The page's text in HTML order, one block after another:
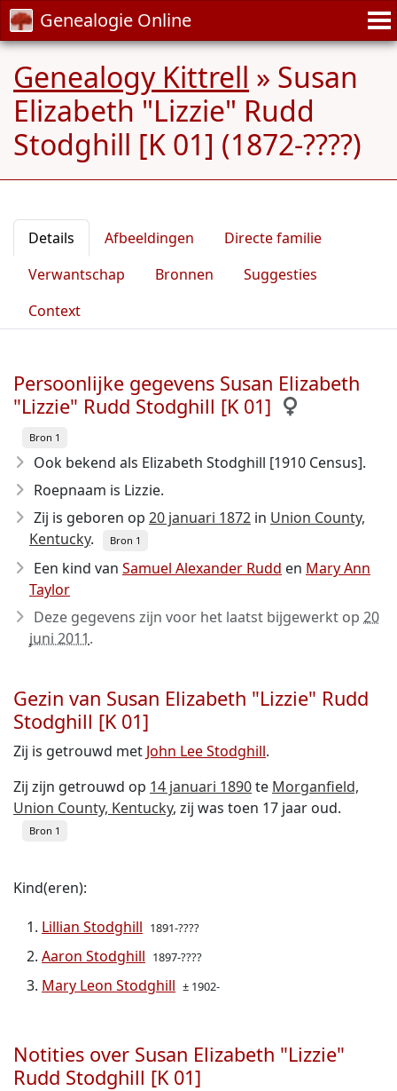
Genealogie Online
Genealogy Kittrell » Susan
Elizabeth "Lizzie" Rudd
Stodghill [K 01] (1872-????)
Details Afbeeldingen
Directe familie
Verwantschap
Bronnen
Suggesties
Context
Persoonlijke gegevens Susan Elizabeth
"Lizzie" Rudd Stodghill [K 01]
Bron 1
Ook bekend als Elizabeth Stodghill [1910 Census].
Roepnaam is Lizzie.
Zij is geboren op 20 januari 1872 in Union County,
Kentucky. Bron 1
Een kind van Samuel Alexander Rudd en Mary Ann
Taylor
Deze gegevens zijn voor het laatst bijgewerkt op 20
juni 2011.
Gezin van Susan Elizabeth "Lizzie" Rudd
Stodghill [K 01]
Zij is getrouwd met John Lee Stodghill.
Zij zijn getrouwd op 14 januari 1890te Morganfield,
Union County, Kentucky, zij was toen 17 jaar oud.
Bron 1
Kind(eren):
Lillian Stodghill 1891-????
Aaron Stodghill 1897-????
Mary Leon Stodghill ± 1902-
Notities over Susan Elizabeth "Lizzie"
Rudd Stodghill [K 01]